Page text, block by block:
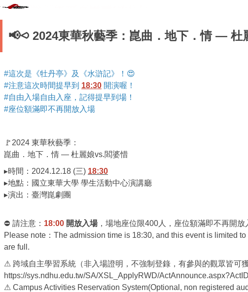
📢⪦ 2024東華秋藝季：崑曲．地下．情 — 杜
#這次是《牡丹亭》及《水滸記》！😍
#注意這次時間提早到 18:30 開演喔！
#自由入場自由入座，記得提早到場！
#座位額滿即不再開放入場
🚩2024 東華秋藝季：
崑曲．地下．情 — 杜麗娘vs.閻婆惜
▸時間：2024.12.18 (三) 18:30
▸地點：國立東華大學 學生活動中心演講廳
▸演出：臺灣崑劇團
⛔ 請注意： 18:00 開放入場，場地座位限400人，座位額滿即不再開放
Please note：The admission time is 18:30, and this event is limited
are full.
⚠ 跨域自主學習系統（非入場證明，不強制登錄，有參與的觀眾皆可
https://sys.ndhu.edu.tw/SA/XSL_ApplyRWD/
⚠ Campus Activities Reservation System(Optional, non registered